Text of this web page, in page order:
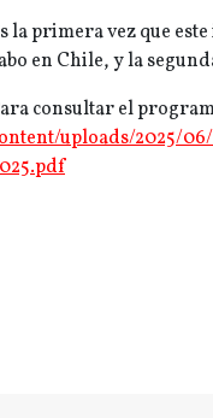
la primera vez que
en Chile, y la
consultar el
uploads/2025/